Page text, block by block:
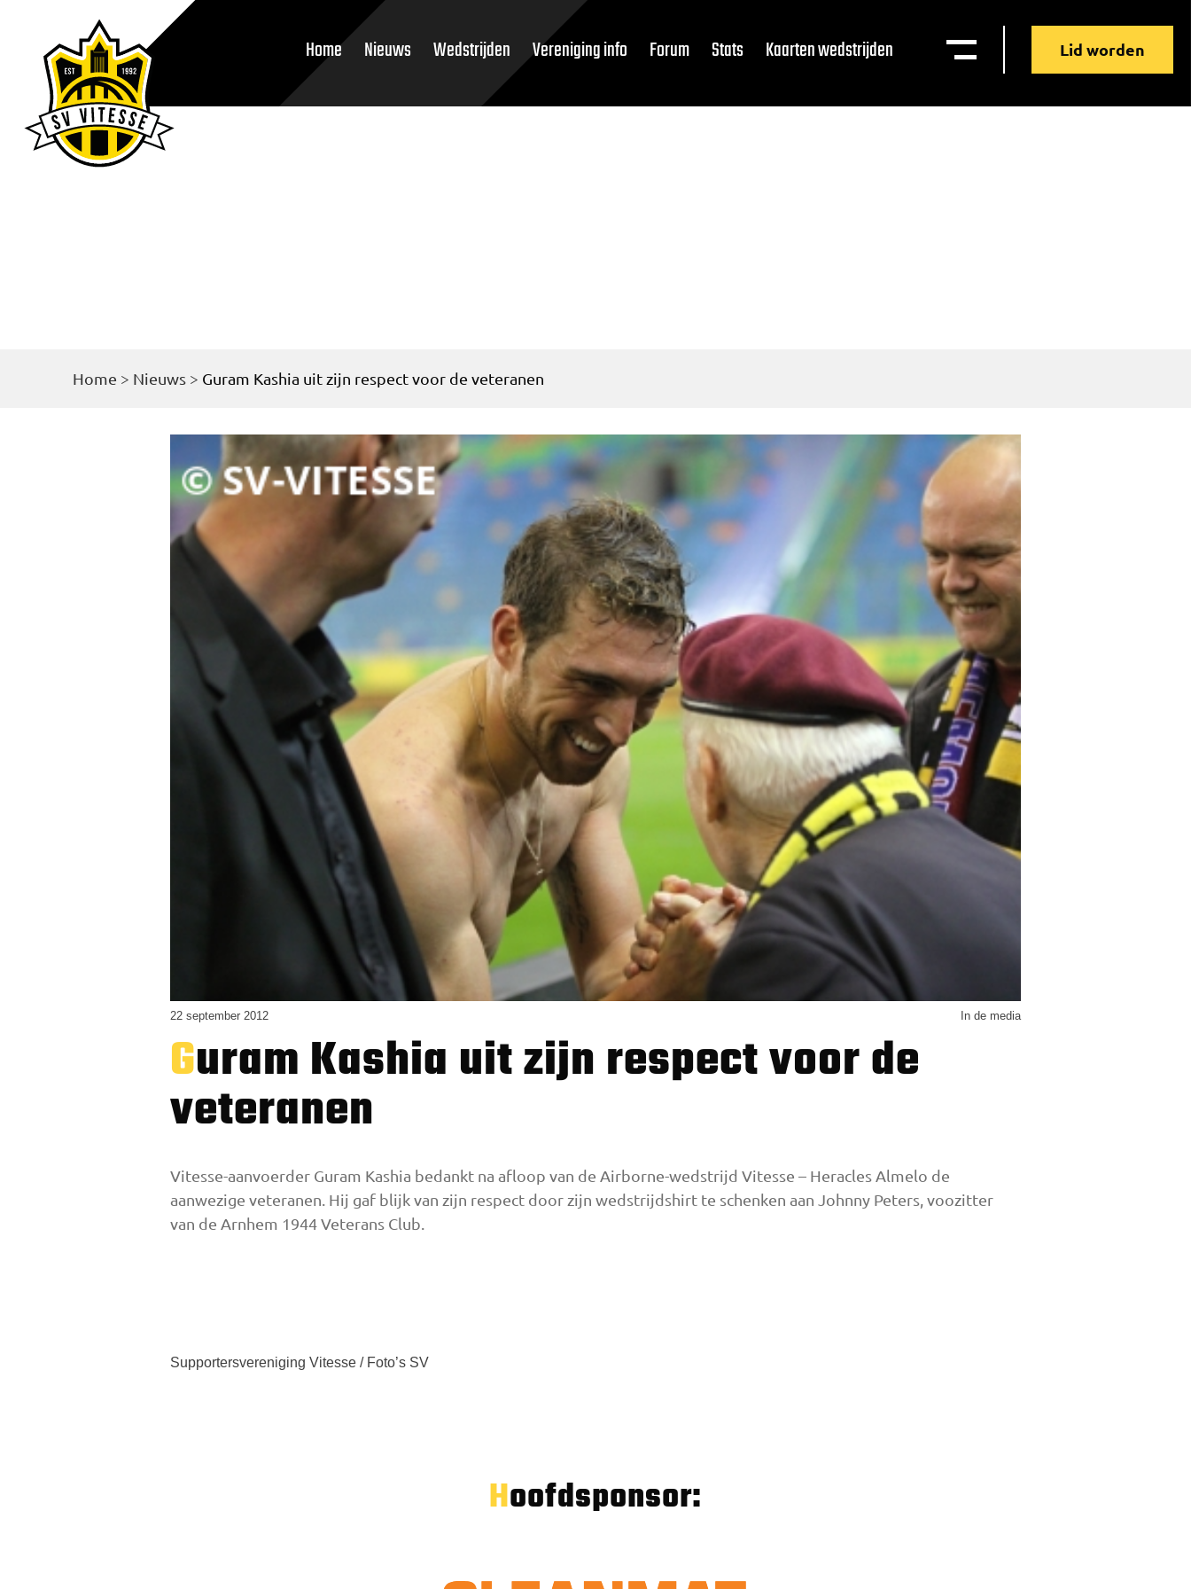
Home Nieuws Wedstrijden Vereniging info Forum Stats Kaarten wedstrijden Lid worden
Home > Nieuws > Guram Kashia uit zijn respect voor de veteranen
22 september 2012 In de media
Guram Kashia uit zijn respect voor de
veteranen
Vitesse-aanvoerder Guram Kashia bedankt na afloop van de Airborne-wedstrijd Vitesse – Heracles Almelo de
aanwezige veteranen. Hij gaf blijk van zijn respect door zijn wedstrijdshirt te schenken aan Johnny Peters, voozitter
van de Arnhem 1944 Veterans Club.
Supportersvereniging Vitesse / Foto’s SV
Hoofdsponsor: